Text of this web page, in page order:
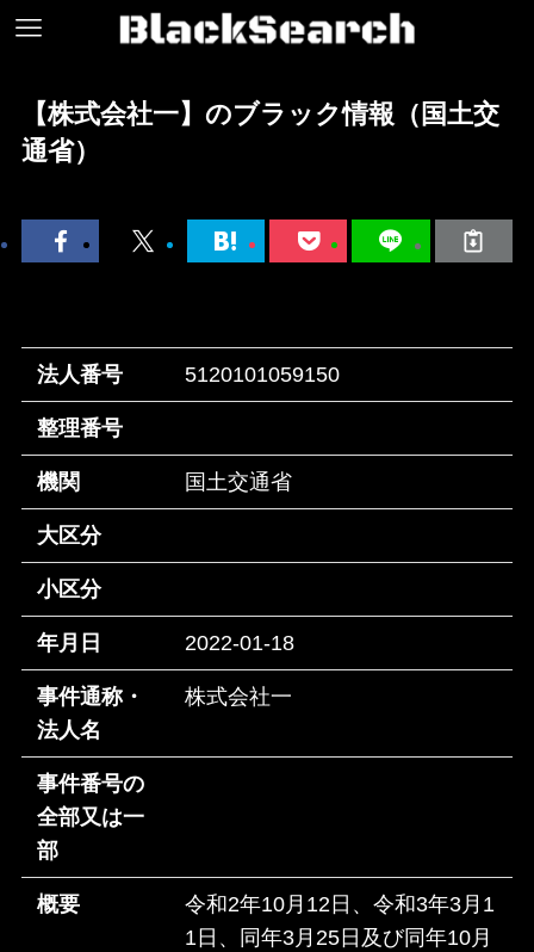
【株式会社一】のブラック情報（国土交
通省）
法人番号 5120101059150
整理番号
機関 国土交通省
大区分
小区分
年月日 2022-01-18
事件通称・
法人名
株式会社一
事件番号の
全部又は一
部
概要
令和2年10月12日、令和3年3月1
1日、同年3月25日及び同年10月